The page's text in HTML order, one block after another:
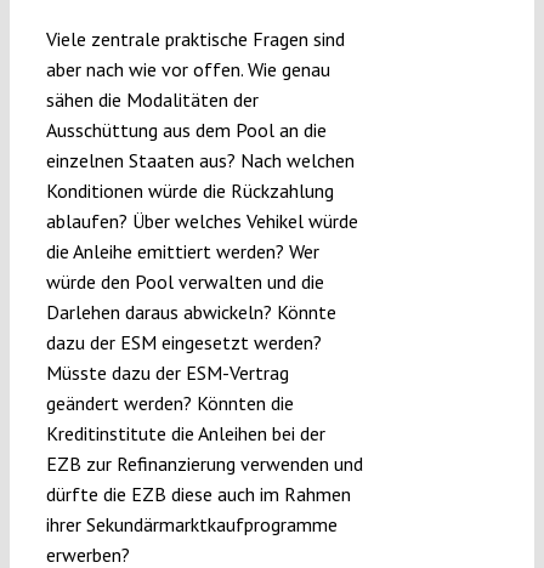
Viele zentrale praktische Fragen sind
aber nach wie vor offen. Wie genau
sähen die Modalitäten der
Ausschüttung aus dem Pool an die
einzelnen Staaten aus? Nach welchen
Konditionen würde die Rückzahlung
ablaufen? Über welches Vehikel würde
die Anleihe emittiert werden? Wer
würde den Pool verwalten und die
Darlehen daraus abwickeln? Könnte
dazu der ESM eingesetzt werden?
Müsste dazu der ESM-Vertrag
geändert werden? Könnten die
Kreditinstitute die Anleihen bei der
EZB zur Refinanzierung verwenden und
dürfte die EZB diese auch im Rahmen
ihrer Sekundärmarktkaufprogramme
erwerben?